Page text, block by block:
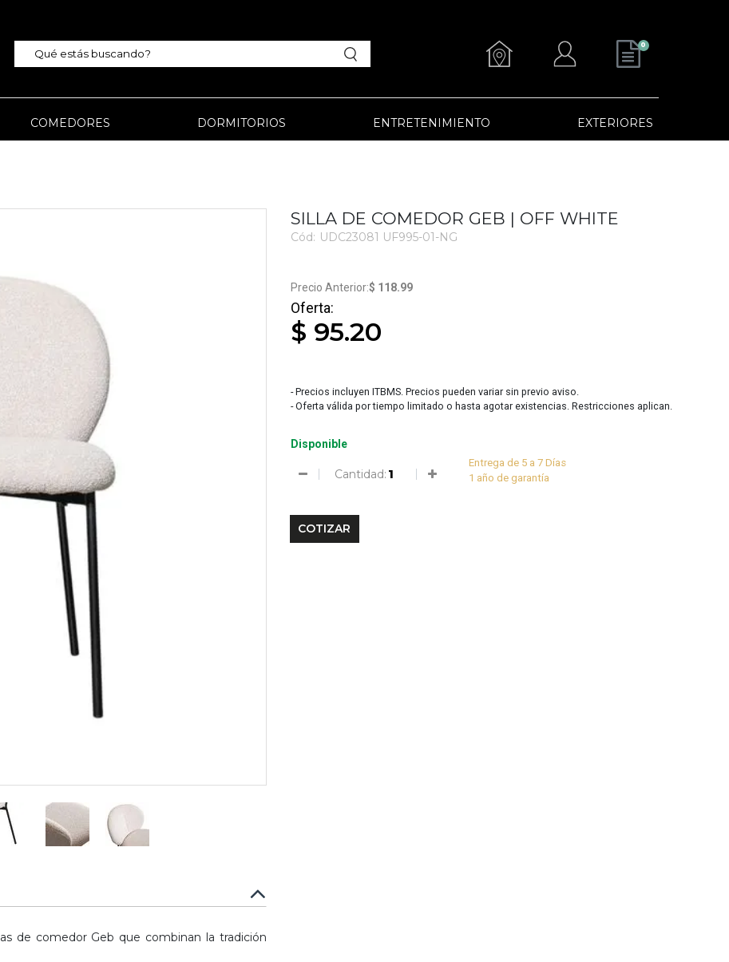
0
COMEDORES DORMITORIOS ENTRETENIMIENTO EXTERIORES
SILLA DE COMEDOR GEB | OFF WHITE
Cód: UDC23081 UF995-01-NG
$ 118.99
$ 95.20
- Precios incluyen ITBMS. Precios pueden variar sin previo aviso.
- Oferta válida por tiempo limitado o hasta agotar existencias. Restricciones aplican.
Disponible
Cantidad:
Entrega de 5 a 7 Días
1 año de garantía
de comedor Geb que combinan la tradición